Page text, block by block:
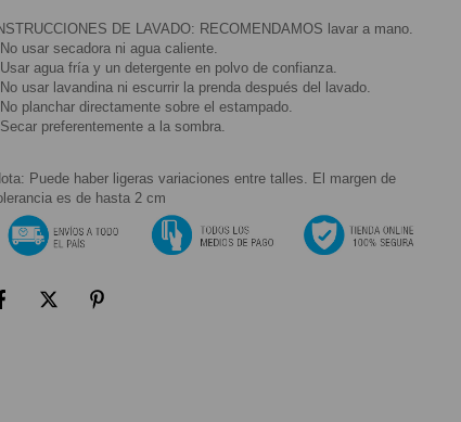
DE LAVADO: RECOMENDAMOS lavar a mano.
usar secadora ni agua caliente.
agua fría y un detergente en polvo de confianza.
usar lavandina ni escurrir la prenda después del lavado.
planchar directamente sobre el estampado.
preferentemente a la sombra.
Puede haber ligeras variaciones entre talles. El margen de
es de hasta 2 cm